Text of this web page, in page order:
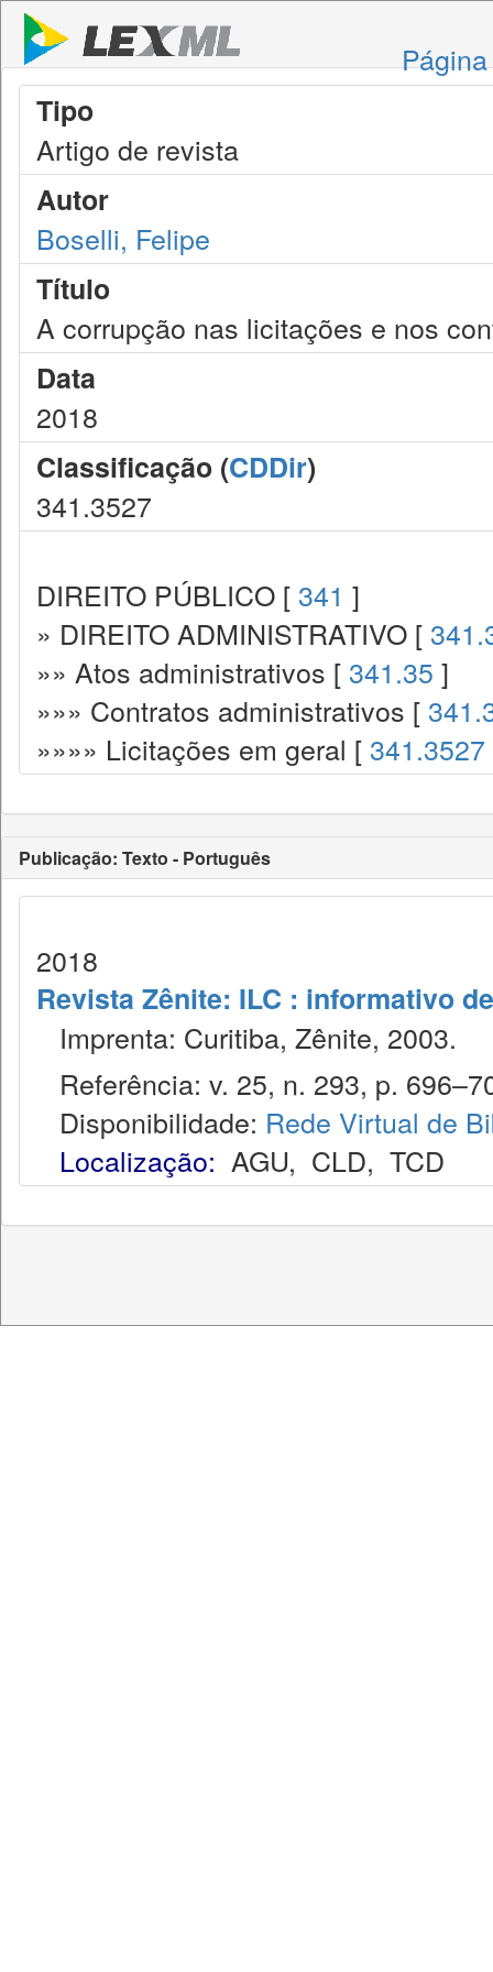
Tipo
Artigo de revista
Autor
Boselli, Felipe
Título
A corrupção nas licitações e nos
Data
2018
Classificação (CDDir)
341.3527
DIREITO PÚBLICO [ 341 ]
» DIREITO ADMINISTRATIVO [
»» Atos administrativos [ 341.35 ]
»»» Contratos administrativos [
»»»» Licitações em geral [ 341.3527
Publicação: Texto - Português
2018
Revista Zênite: ILC : informativo
Imprenta: Curitiba, Zênite, 2003.
Referência: v. 25, n. 293, p.
Disponibilidade: Rede Virtual de
Localização: AGU, CLD, TCD